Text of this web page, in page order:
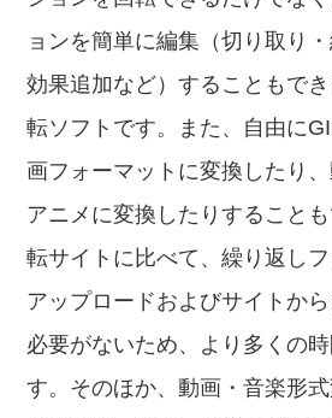
ョンを簡単に編集（切り取り
効果追加など）することもで
転ソフトです。また、自由に
画フォーマットに変換したり
アニメに変換したりすること
転サイトに比べて、繰り返し
アップロードおよびサイトか
必要がないため、より多くの
す。そのほか、動画・音楽形